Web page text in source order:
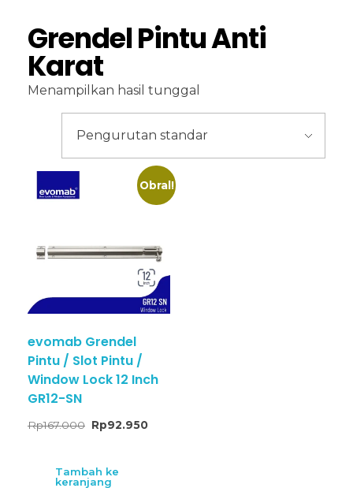
Grendel Pintu Anti
Karat
Menampilkan hasil tunggal
Obral!
evomab Grendel
Pintu / Slot Pintu /
Window Lock 12 Inch
GR12-SN
Rp167.000 Rp92.950
Tambah ke
keranjang